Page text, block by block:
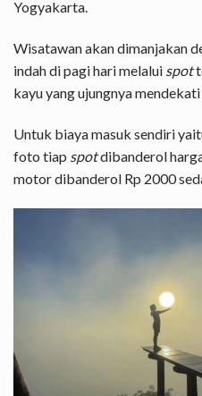
Yogyakarta.
Wisatawan akan dimanjakan
indah di pagi hari melalui spot
kayu yang ujungnya
Untuk biaya masuk sendiri
foto tiap spotdibanderol
motor dibanderol Rp 2000